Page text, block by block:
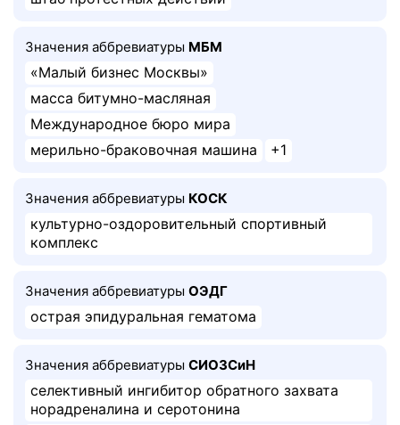
Значения аббревиатуры МБМ
«Малый бизнес Москвы»
масса битумно-масляная
Международное бюро мира
мерильно-браковочная машина
+1
Значения аббревиатуры КОСК
культурно-оздоровительный спортивный
комплекс
Значения аббревиатуры ОЭДГ
острая эпидуральная гематома
Значения аббревиатуры СИОЗСиН
селективный ингибитор обратного захвата
норадреналина и серотонина